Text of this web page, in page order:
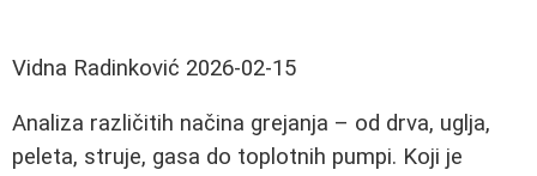
Vidna Radinković 2026-02-15
Analiza različitih načina grejanja – od drva, uglja,
peleta, struje, gasa do toplotnih pumpi. Koji je